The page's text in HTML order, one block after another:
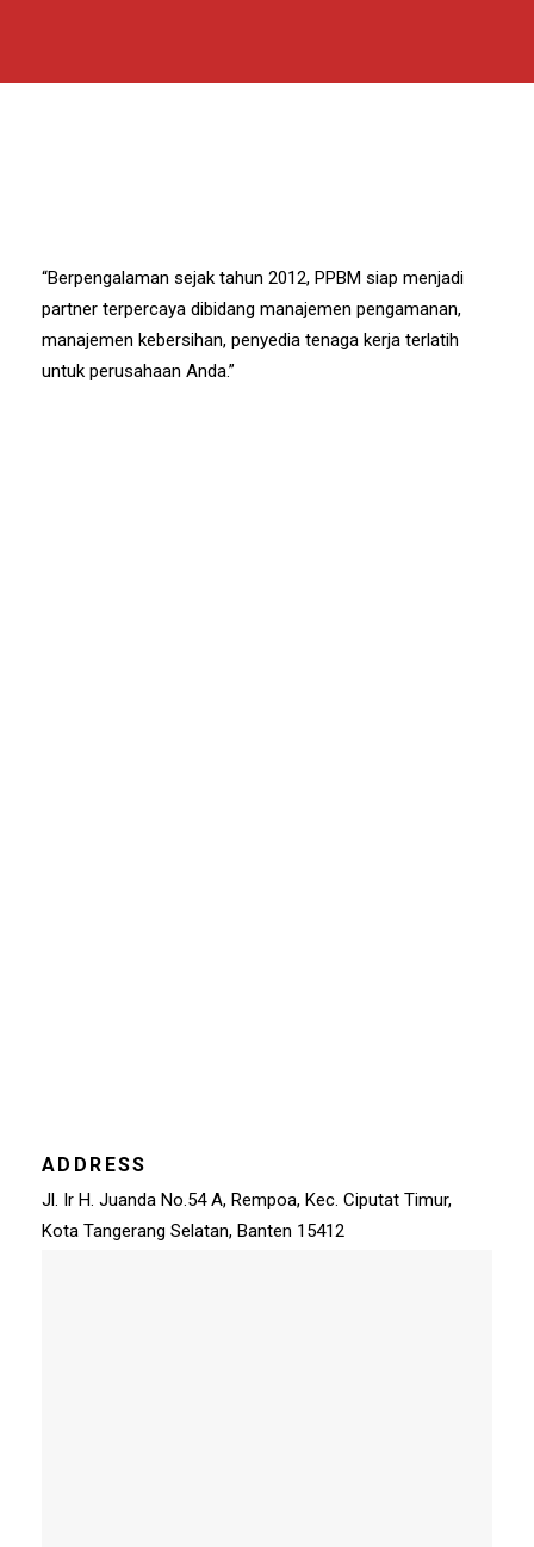
“Berpengalaman sejak tahun 2012, PPBM siap menjadi
partner terpercaya dibidang manajemen pengamanan,
manajemen kebersihan, penyedia tenaga kerja terlatih
untuk perusahaan Anda.”
ADDRESS
Jl. Ir H. Juanda No.54 A, Rempoa, Kec. Ciputat Timur,
Kota Tangerang Selatan, Banten 15412